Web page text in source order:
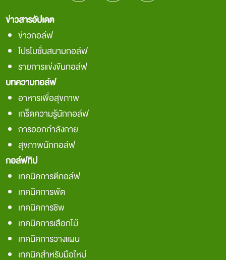
ข่าวสารอัปเดต
ข่าวกอล์ฟ
โปรโมชั่นสนามกอล์ฟ
รายการแข่งขันกอล์ฟ
บทความกอล์ฟ
อาหารเพื่อสุขภาพ
เกร็ดความรู้นักกอล์ฟ
การออกกำลังกาย
สุขภาพนักกอล์ฟ
กอล์ฟทิป
เทคนิคการตีกอล์ฟ
เทคนิคการพัต
เทคนิคการชิพ
เทคนิคการเลือกไม้
เทคนิคการวางแผน
เทคนิคสำหรับมือใหม่